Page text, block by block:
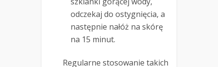
odczekaj do ostygnięcia, a
następnie nałóż na skórę
na 15 minut.
Regularne stosowanie takich